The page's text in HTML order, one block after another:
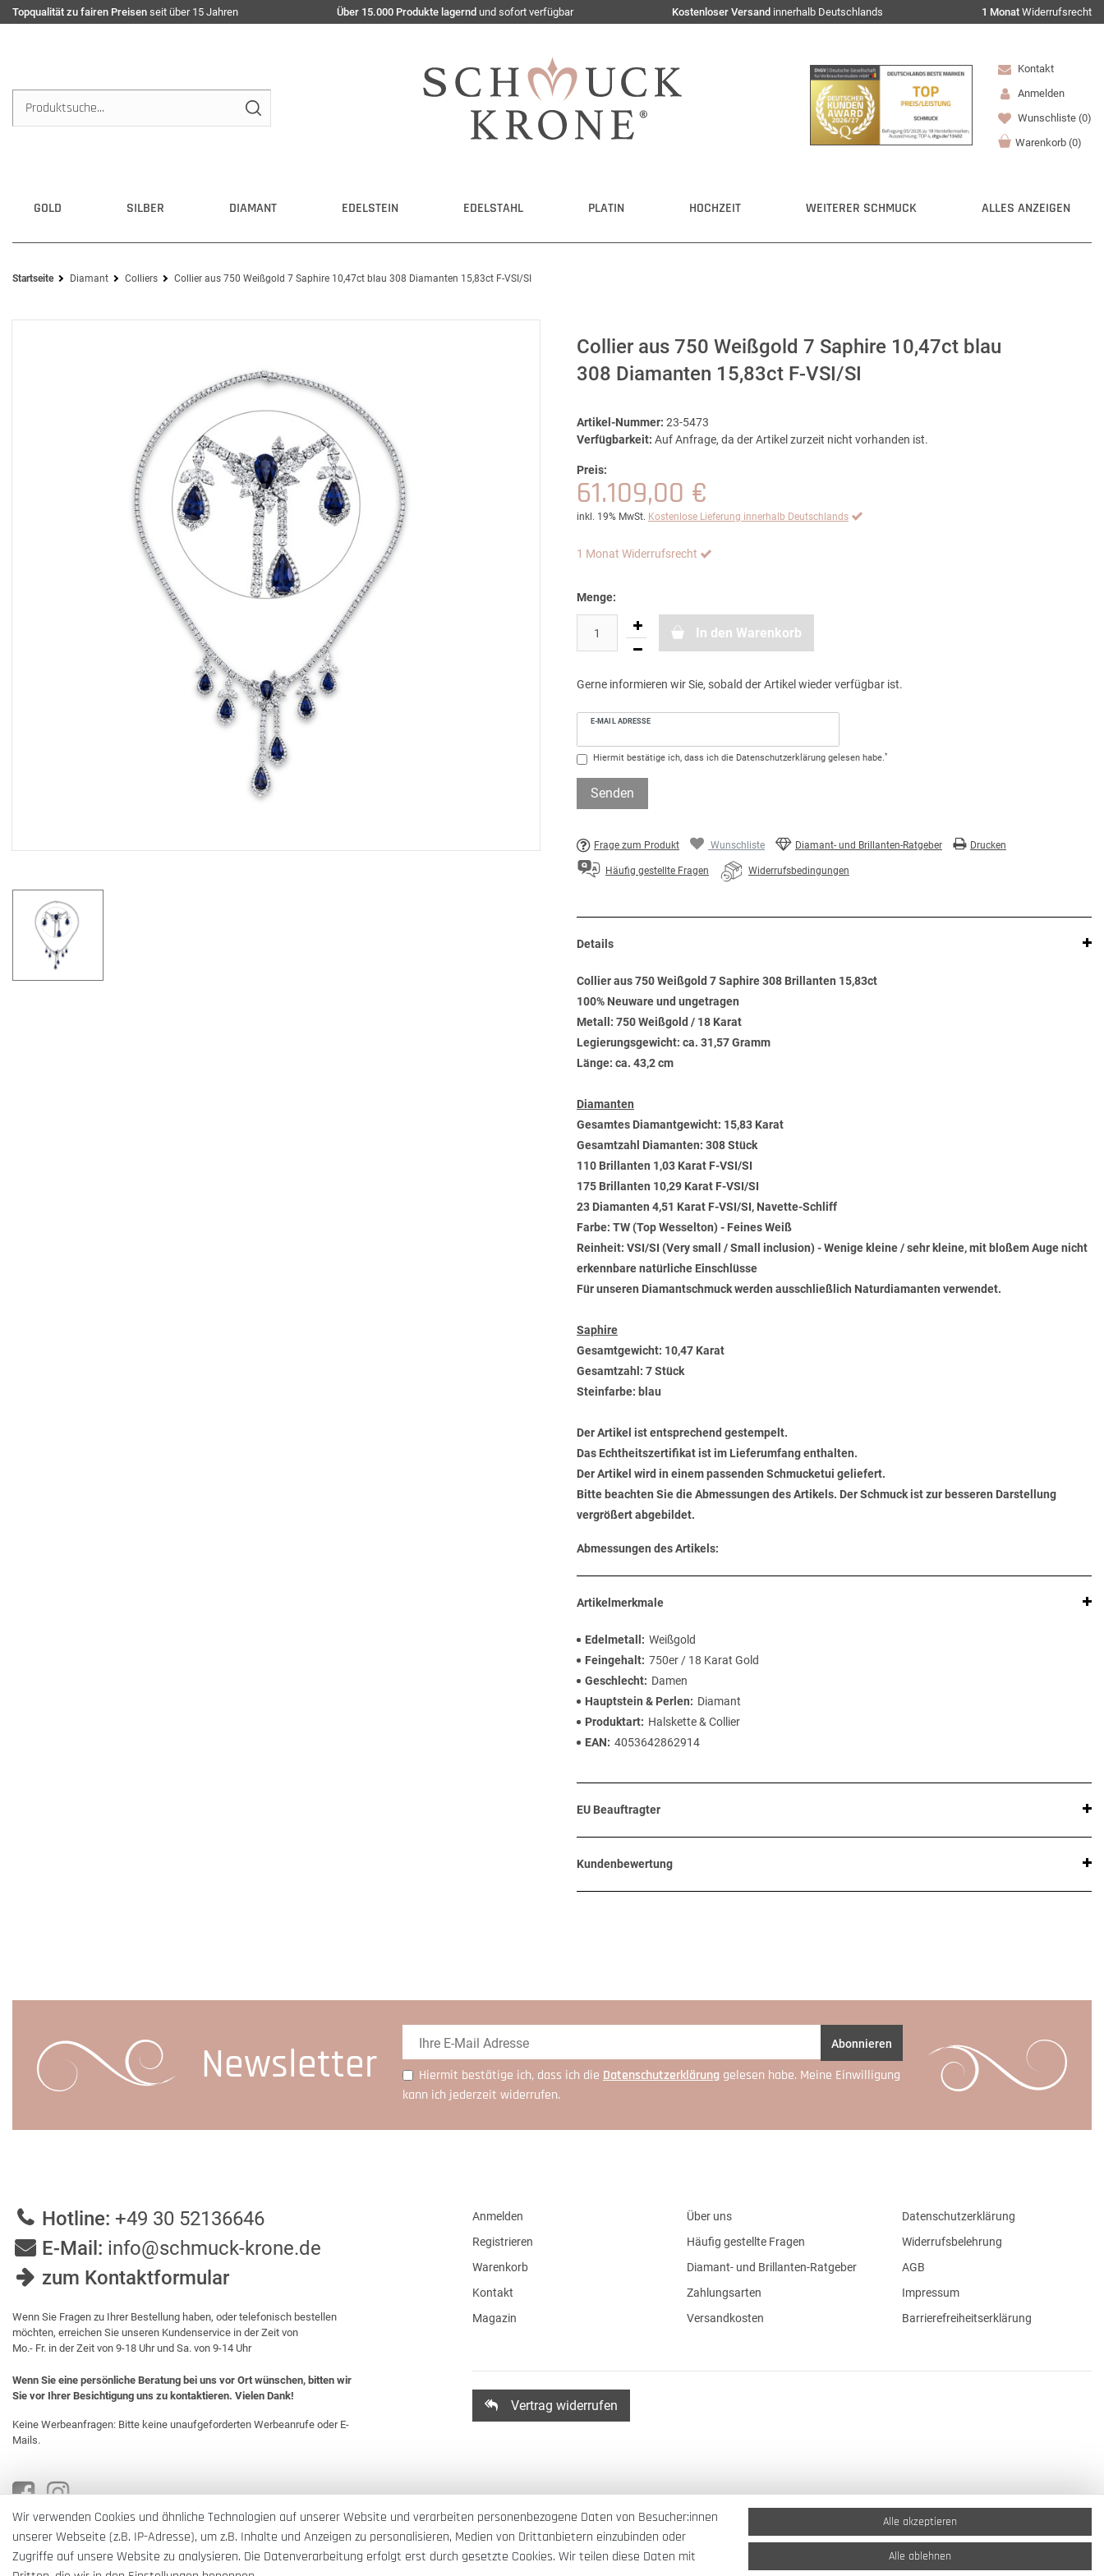
Topqualität zu fairen Preisen seit über 15 Jahren Über 15.000 Produkte lagernd und sofort verfügbar Kostenloser Versand innerhalb Deutschlands 1 Monat Widerrufsrecht
Kontakt
Anmelden
Wunschliste (0)
Warenkorb (0)
GOLD SILBER DIAMANT EDELSTEIN EDELSTAHL PLATIN HOCHZEIT WEITERER SCHMUCK ALLES ANZEIGEN
Startseite Diamant Colliers Collier aus 750 Weißgold 7 Saphire 10,47ct blau 308 Diamanten 15,83ct F-VSI/SI
Collier aus 750 Weißgold 7 Saphire 10,47ct blau
308 Diamanten 15,83ct F-VSI/SI
Artikel-Nummer: 23-5473
Verfügbarkeit: Auf Anfrage, da der Artikel zurzeit nicht vorhanden ist.
Preis:
61.109,00 €
inkl. 19% MwSt. Kostenlose Lieferung innerhalb Deutschlands
1 Monat Widerrufsrecht
Menge:
In den Warenkorb
Gerne informieren wir Sie, sobald der Artikel wieder verfügbar ist.
E-MAIL ADRESSE
Hiermit bestätige ich, dass ich die Daten­schutz­erklärung gelesen habe.*
Senden
Frage zum Produkt Wunschliste Diamant- und Brillanten-Ratgeber Drucken
Häufig gestellte Fragen Widerrufsbedingungen
Details
Collier aus 750 Weißgold 7 Saphire 308 Brillanten 15,83ct
100% Neuware und ungetragen
Metall: 750 Weißgold / 18 Karat
Legierungsgewicht: ca. 31,57 Gramm
Länge: ca. 43,2 cm
Diamanten
Gesamtes Diamantgewicht: 15,83 Karat
Gesamtzahl Diamanten: 308 Stück
110 Brillanten 1,03 Karat F-VSI/SI
175 Brillanten 10,29 Karat F-VSI/SI
23 Diamanten 4,51 Karat F-VSI/SI, Navette-Schliff
Farbe: TW (Top Wesselton) - Feines Weiß
Reinheit: VSI/SI (Very small / Small inclusion) - Wenige kleine / sehr kleine, mit bloßem Auge nicht
erkennbare natürliche Einschlüsse
Für unseren Diamantschmuck werden ausschließlich Naturdiamanten verwendet.
Saphire
Gesamtgewicht: 10,47 Karat
Gesamtzahl: 7 Stück
Steinfarbe: blau
Der Artikel ist entsprechend gestempelt.
Das Echtheitszertifikat ist im Lieferumfang enthalten.
Der Artikel wird in einem passenden Schmucketui geliefert.
Bitte beachten Sie die Abmessungen des Artikels. Der Schmuck ist zur besseren Darstellung
vergrößert abgebildet.
Abmessungen des Artikels:
Artikelmerkmale
Edelmetall
Weißgold
Feingehalt 750er / 18 Karat Gold
Geschlecht
Damen
Hauptstein & Perlen
Diamant
Produktart
Halskette & Collier
EAN
4053642862914
EU Beauftragter
Kundenbewertung
Newsletter Abonnieren
Hiermit bestätige ich, dass ich die Daten­schutz­erklärung gelesen habe. Meine Einwilligung
kann ich jederzeit widerrufen.
Hotline: +49 30 52136646
E-Mail: info@schmuck-krone.de
zum Kontaktformular
Wenn Sie Fragen zu Ihrer Bestellung haben, oder telefonisch bestellen
möchten, erreichen Sie unseren Kundenservice in der Zeit von
Mo.- Fr. in der Zeit von 9-18 Uhr und Sa. von 9-14 Uhr
Wenn Sie eine persönliche Beratung bei uns vor Ort wünschen, bitten wir
Sie vor Ihrer Besichtigung uns zu kontaktieren. Vielen Dank!
Keine Werbeanfragen: Bitte keine unaufgeforderten Werbeanrufe oder E-
Mails.
Anmelden
Registrieren
Warenkorb
Kontakt
Magazin
Über uns
Häufig gestellte Fragen
Diamant- und Brillanten-Ratgeber
Zahlungsarten
Versandkosten
Datenschutzerklärung
Widerrufsbelehrung
AGB
Impressum
Barrierefreiheitserklärung
Vertrag widerrufen
Wir verwenden Cookies und ähnliche Technologien auf unserer Website und verarbeiten personenbezogene Daten von Besucher:innen
unserer Webseite (z.B. IP-Adresse), um z.B. Inhalte und Anzeigen zu personalisieren, Medien von Drittanbietern einzubinden oder
Zugriffe auf unsere Website zu analysieren. Die Datenverarbeitung erfolgt erst durch gesetzte Cookies. Wir teilen diese Daten mit
Alle akzeptieren
Alle ablehnen